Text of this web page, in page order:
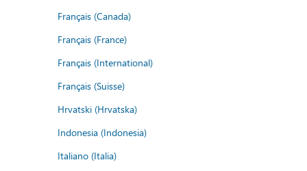
Français (Canada)
Français (France)
Français (International)
Français (Suisse)
Hrvatski (Hrvatska)
Indonesia (Indonesia)
Italiano (Italia)